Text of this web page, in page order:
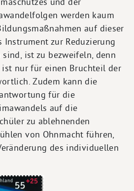
werden kaum
auf dieser
Instrument zur Reduzierung
sind, ist zu bezweifeln, denn
nur für einen Bruchteil der
Zudem kann die
für die
auf die
zu ablehnenden
von Ohnmacht führen,
des individuellen